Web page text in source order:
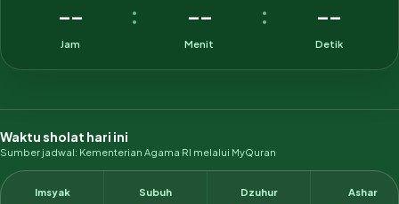
--
Jam
: --
Menit
: --
Detik
Waktu sholat hari ini
Sumber jadwal: Kementerian Agama RI melalui MyQuran
Imsyak Subuh Dzuhur Ashar